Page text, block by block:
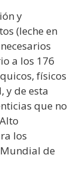
y
(leche en
a los 176
físicos
y de esta
que no
los
de